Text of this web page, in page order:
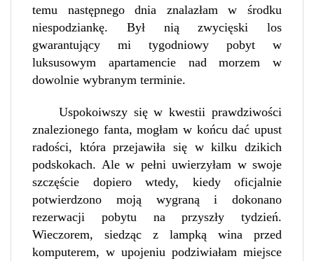
temu następnego dnia znalazłam w środku
niespodziankę. Był nią zwycięski los
gwarantujący mi tygodniowy pobyt w
luksusowym apartamencie nad morzem w
dowolnie wybranym terminie.
Uspokoiwszy się w kwestii prawdziwości
znalezionego fanta, mogłam w końcu dać upust
radości, która przejawiła się w kilku dzikich
podskokach. Ale w pełni uwierzyłam w swoje
szczęście dopiero wtedy, kiedy oficjalnie
potwierdzono moją wygraną i dokonano
rezerwacji pobytu na przyszły tydzień.
Wieczorem, siedząc z lampką wina przed
komputerem, w upojeniu podziwiałam miejsce